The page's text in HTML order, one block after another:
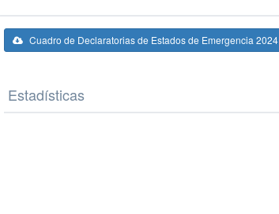
Cuadro de Declaratorias de Estados de Emergencia 2024
Estadísticas